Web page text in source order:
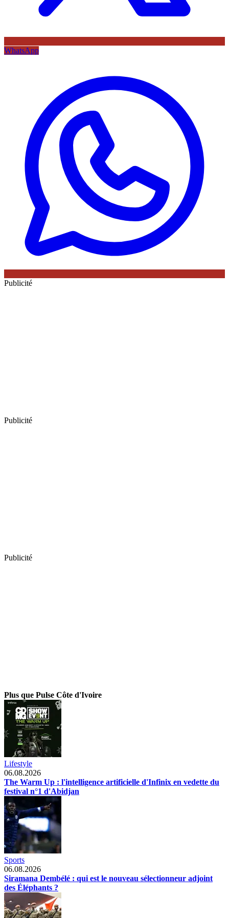
WhatsApp
Publicité
Publicité
Publicité
Plus que Pulse Côte d'Ivoire
Lifestyle
06.08.2026
The Warm Up : l'intelligence artificielle d'Infinix en vedette du
festival n°1 d'Abidjan
Sports
06.08.2026
Siramana Dembélé : qui est le nouveau sélectionneur adjoint
des Éléphants ?